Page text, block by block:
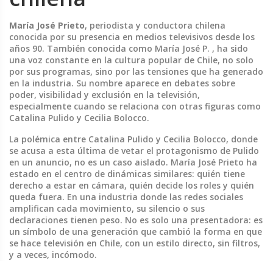
María José Prieto, periodista y conductora chilena
conocida por su presencia en medios televisivos desde los
años 90. También conocida como María José P. , ha sido
una voz constante en la cultura popular de Chile, no solo
por sus programas, sino por las tensiones que ha generado
en la industria. Su nombre aparece en debates sobre
poder, visibilidad y exclusión en la televisión,
especialmente cuando se relaciona con otras figuras como
Catalina Pulido y Cecilia Bolocco.
La polémica entre Catalina Pulido y Cecilia Bolocco, donde
se acusa a esta última de vetar el protagonismo de Pulido
en un anuncio, no es un caso aislado. María José Prieto ha
estado en el centro de dinámicas similares: quién tiene
derecho a estar en cámara, quién decide los roles y quién
queda fuera. En una industria donde las redes sociales
amplifican cada movimiento, su silencio o sus
declaraciones tienen peso. No es solo una presentadora: es
un símbolo de una generación que cambió la forma en que
se hace televisión en Chile, con un estilo directo, sin filtros,
y a veces, incómodo.